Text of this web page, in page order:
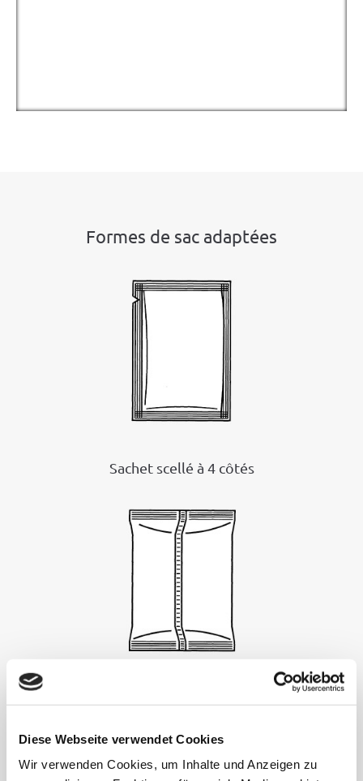
Diese Webseite verwendet Cookies
Wir verwenden Cookies, um Inhalte und Anzeigen zu
Formes de sac adaptées
Sachet scellé à 4 côtés